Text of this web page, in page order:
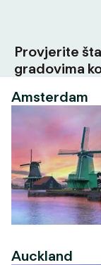
Provjerite
gradovima
Amsterdam
Auckland